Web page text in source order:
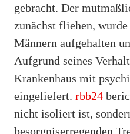
gebracht. Der
zunächst fliehen,
Männern aufgehalten
Aufgrund seines
Krankenhaus mit
eingeliefert. rbb24
nicht isoliert ist,
besorgniserregenden